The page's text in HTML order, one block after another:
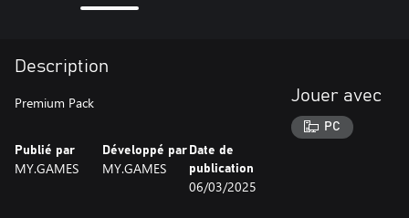
Description
Premium Pack
Publié par
MY.GAMES
Développé par
MY.GAMES
Date de
publication
06/03/2025
Jouer avec
PC